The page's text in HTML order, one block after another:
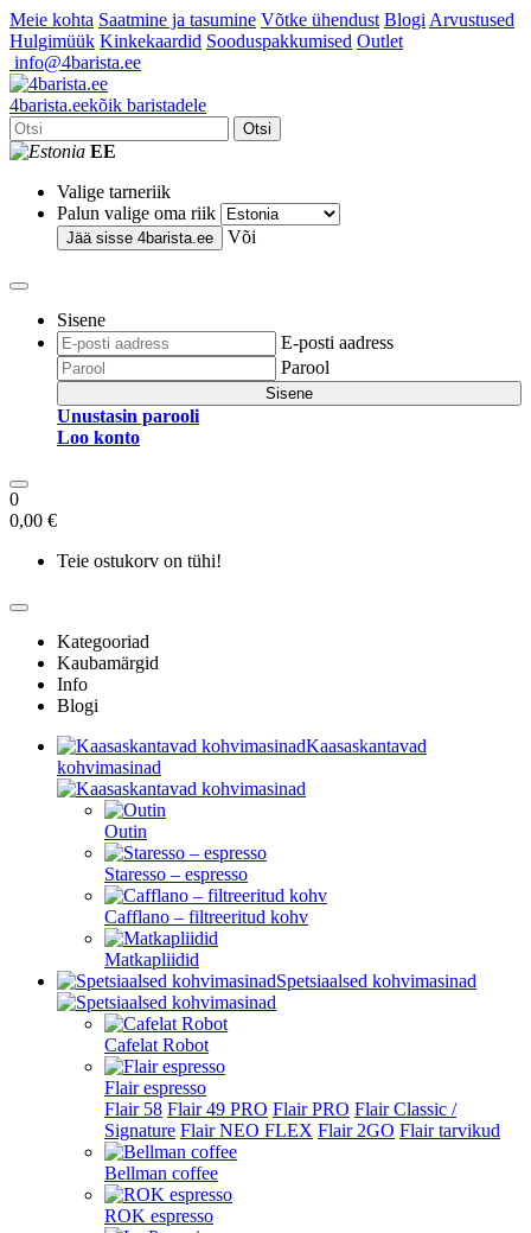
Meie kohta Saatmine ja tasumine Võtke ühendust Blogi Arvustused
Hulgimüük Kinkekaardid Sooduspakkumised Outlet
info@4barista.ee
4barista.eekõik baristadele
Otsi
EE
Valige tarneriik
Palun valige oma riik
Jää sisse 4barista.ee Või
Sisene
E-posti aadress
Parool
Sisene
Unustasin parooli
Loo konto
0
0,00 €
Teie ostukorv on tühi!
Kategooriad
Kaubamärgid
Info
Blogi
Kaasaskantavad
kohvimasinad
Outin
Staresso – espresso
Cafflano – filtreeritud kohv
Matkapliidid
Spetsiaalsed kohvimasinad
Cafelat Robot
Flair espresso
Flair 58 Flair 49 PRO Flair PRO Flair Classic /
Signature Flair NEO FLEX Flair 2GO Flair tarvikud
Bellman coffee
ROK espresso